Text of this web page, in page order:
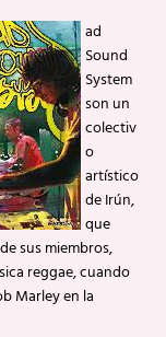
ad
Sound
System
son un
colectiv
o
artístico
de Irún,
que
sus miembros,
reggae, cuando
Marley en la